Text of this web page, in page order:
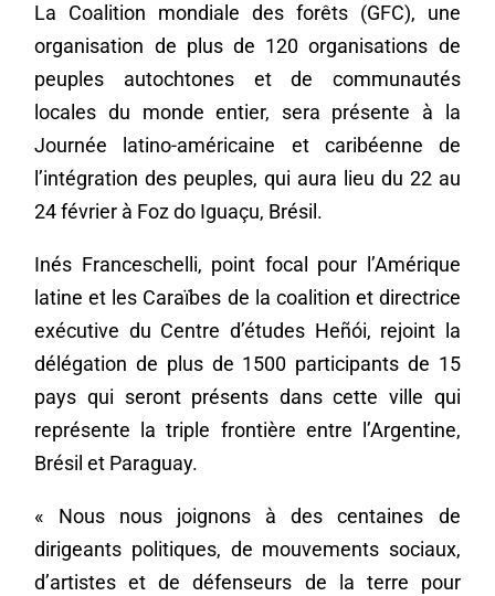
La Coalition mondiale des forêts (GFC), une
organisation de plus de 120 organisations de
peuples autochtones et de communautés
locales du monde entier, sera présente à la
Journée latino-américaine et caribéenne de
l’intégration des peuples, qui aura lieu du 22 au
24 février à Foz do Iguaçu, Brésil.
Inés Franceschelli, point focal pour l’Amérique
latine et les Caraïbes de la coalition et directrice
exécutive du Centre d’études Heñói, rejoint la
délégation de plus de 1500 participants de 15
pays qui seront présents dans cette ville qui
représente la triple frontière entre l’Argentine,
Brésil et Paraguay.
« Nous nous joignons à des centaines de
dirigeants politiques, de mouvements sociaux,
d’artistes et de défenseurs de la terre pour